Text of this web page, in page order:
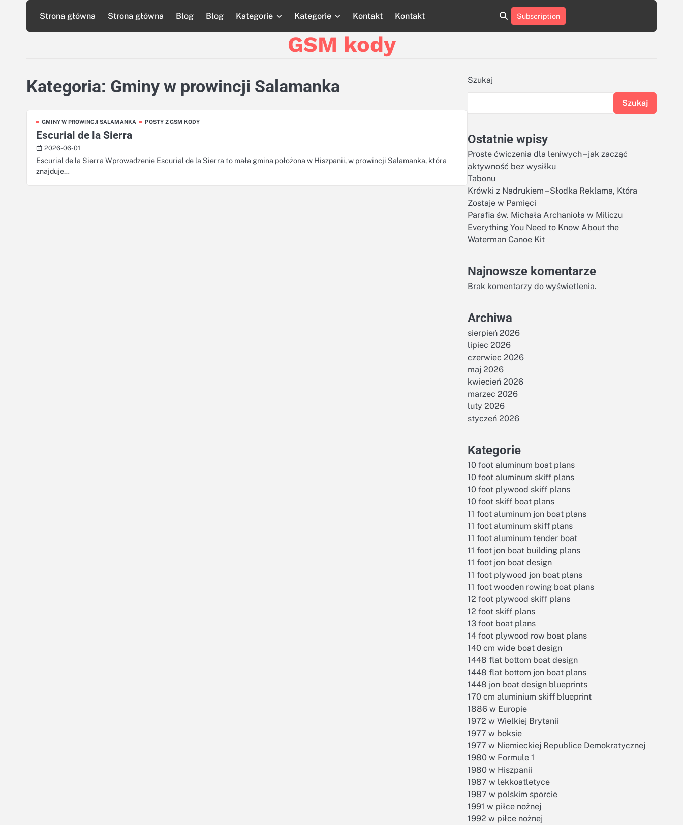
content
Strona główna Strona główna Blog Blog Kategorie Kategorie Kontakt Kontakt
główna
główna
aluminumboatplans.com
aluminumboatplans.com
Kontakt
Kontakt
Subscription
GSM kody
Kategoria: Gminy w prowincji Salamanka
GMINY W PROWINCJI SALAMANKA POSTY Z GSM KODY
Escurial de la Sierra
2026-06-01
Escurial de la Sierra Wprowadzenie Escurial de la Sierra to mała gmina położona w Hiszpanii, w prowincji Salamanka, która
znajduje…
Szukaj
Szukaj
Ostatnie wpisy
Proste ćwiczenia dla leniwych – jak zacząć
aktywność bez wysiłku
Tabonu
Krówki z Nadrukiem – Słodka Reklama, Która
Zostaje w Pamięci
Parafia św. Michała Archanioła w Miliczu
Everything You Need to Know About the
Waterman Canoe Kit
Najnowsze komentarze
Brak komentarzy do wyświetlenia.
Archiwa
sierpień 2026
lipiec 2026
czerwiec 2026
maj 2026
kwiecień 2026
marzec 2026
luty 2026
styczeń 2026
Kategorie
10 foot aluminum boat plans
10 foot aluminum skiff plans
10 foot plywood skiff plans
10 foot skiff boat plans
11 foot aluminum jon boat plans
11 foot aluminum skiff plans
11 foot aluminum tender boat
11 foot jon boat building plans
11 foot jon boat design
11 foot plywood jon boat plans
11 foot wooden rowing boat plans
12 foot plywood skiff plans
12 foot skiff plans
13 foot boat plans
14 foot plywood row boat plans
140 cm wide boat design
1448 flat bottom boat design
1448 flat bottom jon boat plans
1448 jon boat design blueprints
170 cm aluminium skiff blueprint
1886 w Europie
1972 w Wielkiej Brytanii
1977 w boksie
1977 w Niemieckiej Republice Demokratycznej
1980 w Formule 1
1980 w Hiszpanii
1987 w lekkoatletyce
1987 w polskim sporcie
1991 w piłce nożnej
1992 w piłce nożnej